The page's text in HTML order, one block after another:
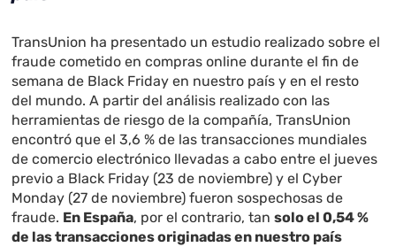
TransUnion ha presentado un estudio realizado sobre el
fraude cometido en compras online durante el fin de
semana de Black Friday en nuestro país y en el resto
del mundo. A partir del análisis realizado con las
herramientas de riesgo de la compañía, TransUnion
encontró que el 3,6 % de las transacciones mundiales
de comercio electrónico llevadas a cabo entre el jueves
previo a Black Friday (23 de noviembre) y el Cyber
Monday (27 de noviembre) fueron sospechosas de
fraude. En España, por el contrario, tansolo el 0,54 %
de las transacciones originadas en nuestro país